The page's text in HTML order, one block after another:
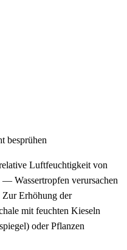
besprühen
Luftfeuchtigkeit von
Wassertropfen verursachen
Zur Erhöhung der
mit feuchten Kieseln
oder Pflanzen